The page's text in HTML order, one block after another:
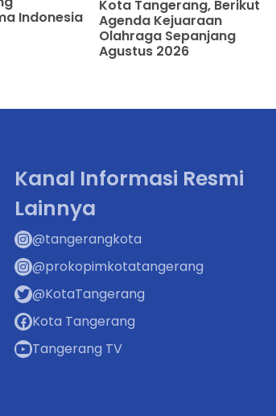
Indonesia
Kota Tangerang, Berikut
Agenda Kejuaraan
Olahraga Sepanjang
Agustus 2026
Kanal Informasi Resmi
Lainnya
@tangerangkota
@prokopimkotatangerang
@KotaTangerang
Kota Tangerang
Tangerang TV